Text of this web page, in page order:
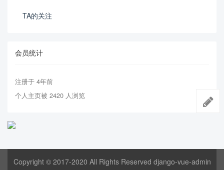
TA的关注
会员统计
注册于 4年前
个人主页被 2420 人浏览
Copyright © 2017-2020 All Rights Reserved django-vue-admin